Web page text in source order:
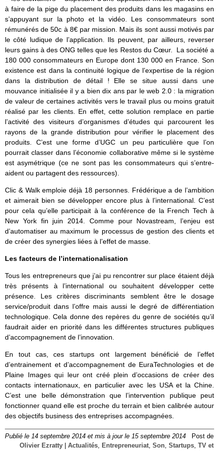
à faire de la pige du placement des produits dans les magasins en
s’appuyant sur la photo et la vidéo. Les consommateurs sont
rémunérés de 50c à 8€ par mission. Mais ils sont aussi motivés par
le côté ludique de l’application. Ils peuvent, par ailleurs, reverser
leurs gains à des ONG telles que les Restos du Cœur. La société a
180 000 consommateurs en Europe dont 130 000 en France. Son
existence est dans la continuité logique de l’expertise de la région
dans la distribution de détail ! Elle se situe aussi dans une
mouvance initialisée il y a bien dix ans par le web 2.0 : la migration
de valeur de certaines activités vers le travail plus ou moins gratuit
réalisé par les clients. En effet, cette solution remplace en partie
l’activité des visiteurs d’organismes d’études qui parcourent les
rayons de la grande distribution pour vérifier le placement des
produits. C’est une forme d’UGC un peu particulière que l’on
pourrait classer dans l’économie collaborative même si le système
est asymétrique (ce ne sont pas les consommateurs qui s’entre-
aident ou partagent des ressources).
Clic & Walk emploie déjà 18 personnes. Frédérique a de l’ambition
et aimerait bien se développer encore plus à l’international. C’est
pour cela qu’elle participait à la conférence de la French Tech à
New York fin juin 2014. Comme pour Novastream, l’enjeu est
d’automatiser au maximum le processus de gestion des clients et
de créer des synergies liées à l’effet de masse.
Les facteurs de l’internationalisation
Tous les entrepreneurs que j’ai pu rencontrer sur place étaient déjà
très présents à l’international ou souhaitent développer cette
présence. Les critères discriminants semblent être le dosage
service/produit dans l’offre mais aussi le degré de différentiation
technologique. Cela donne des repères du genre de sociétés qu’il
faudrait aider en priorité dans les différentes structures publiques
d’accompagnement de l’innovation.
En tout cas, ces startups ont largement bénéficié de l’effet
d’entrainement et d’accompagnement de EuraTechnologies et de
Plaine Images qui leur ont créé plein d’occasions de créer des
contacts internationaux, en particulier avec les USA et la Chine.
C’est une belle démonstration que l’intervention publique peut
fonctionner quand elle est proche du terrain et bien calibrée autour
des objectifs business des entreprises accompagnées.
Publié le 14 septembre 2014 et mis à jour le 15 septembre 2014
Post de
Olivier Ezratty
Actualités, Entrepreneuriat, Son, Startups, TV et